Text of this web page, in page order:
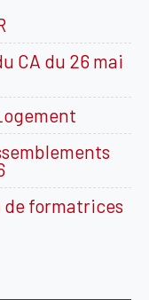
CA du 26 mai
de formatrices